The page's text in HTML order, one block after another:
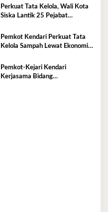
Perkuat Tata Kelola, Wali Kota
Siska Lantik 25 Pejabat
Pemkot Kendari Perkuat Tata
Kelola Sampah Lewat Ekonomi
Pemkot-Kejari Kendari
Kerjasama Bidang